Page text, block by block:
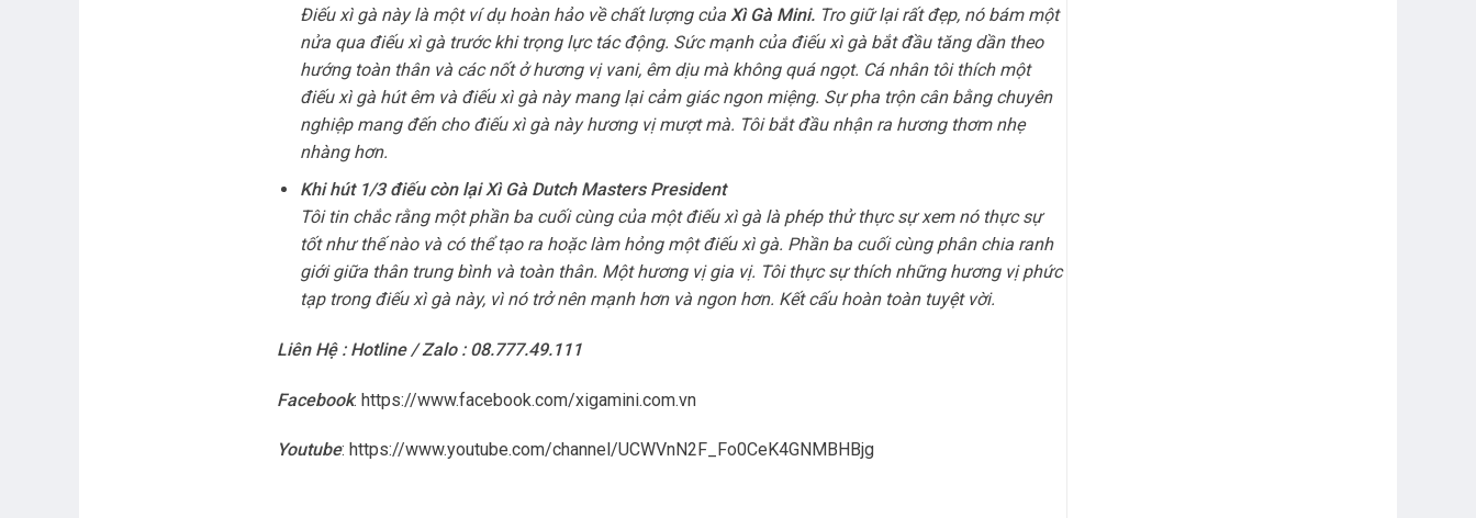
Điếu xì gà này là một ví dụ hoàn hảo về chất lượng của Xì Gà Mini.Tro giữ lại rất đẹp, nó bám một
nửa qua điếu xì gà trước khi trọng lực tác động. Sức mạnh của điếu xì gà bắt đầu tăng dần theo
hướng toàn thân và các nốt ở hương vị vani, êm dịu mà không quá ngọt. Cá nhân tôi thích một
điếu xì gà hút êm và điếu xì gà này mang lại cảm giác ngon miệng. Sự pha trộn cân bằng chuyên
nghiệp mang đến cho điếu xì gà này hương vị mượt mà. Tôi bắt đầu nhận ra hương thơm nhẹ
nhàng hơn.
Khi hút 1/3 điếu còn lại Xì Gà Dutch Masters President
Tôi tin chắc rằng một phần ba cuối cùng của một điếu xì gà là phép thử thực sự xem nó thực sự
tốt như thế nào và có thể tạo ra hoặc làm hỏng một điếu xì gà. Phần ba cuối cùng phân chia ranh
giới giữa thân trung bình và toàn thân. Một hương vị gia vị. Tôi thực sự thích những hương vị phức
tạp trong điếu xì gà này, vì nó trở nên mạnh hơn và ngon hơn. Kết cấu hoàn toàn tuyệt vời.
Liên Hệ : Hotline / Zalo : 08.777.49.111
Facebook: https://www.facebook.com/xigamini.com.vn
Youtube: https://www.youtube.com/channel/UCWVnN2F_Fo0CeK4GNMBHBjg